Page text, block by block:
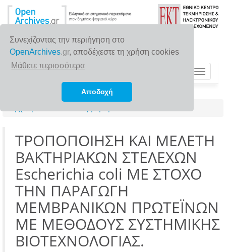
Συνεχίζοντας την περιήγηση στο
OpenArchives.gr, αποδέχεστε τη χρήση cookies
Μάθετε περισσότερα
Αποδοχή
Toggle
ΤΡΟΠΟΠΟΙΗΣΗ ΚΑΙ ΜΕΛΕΤΗ
ΒΑΚΤΗΡΙΑΚΩΝ ΣΤΕΛΕΧΩΝ
Escherichia coli ΜΕ ΣΤΟΧΟ
ΤΗΝ ΠΑΡΑΓΩΓΗ
ΜΕΜΒΡΑΝΙΚΩΝ ΠΡΩΤΕΪΝΩΝ
ΜΕ ΜΕΘΟΔΟΥΣ ΣΥΣΤΗΜΙΚΗΣ
ΒΙΟΤΕΧΝΟΛΟΓΙΑΣ.